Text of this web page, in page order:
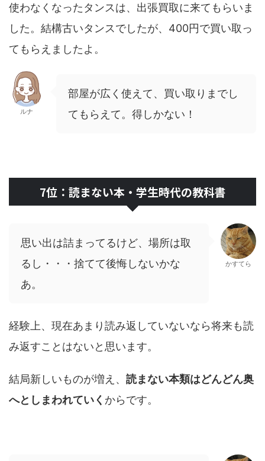
使わなくなったタンスは、出張買取に来てもらいま
した。結構古いタンスでしたが、400円で買い取っ
てもらえましたよ。
ルナ
部屋が広く使えて、買い取りまでし
てもらえて。得しかない！
7位：読まない本・学生時代の教科書
思い出は詰まってるけど、場所は取
るし・・・捨てて後悔しないかな
あ。
かすてら
経験上、現在あまり読み返していないなら将来も読
み返すことはないと思います。
結局新しいものが増え、 読まない本類はどんどん奥
へとしまわれていく からです。